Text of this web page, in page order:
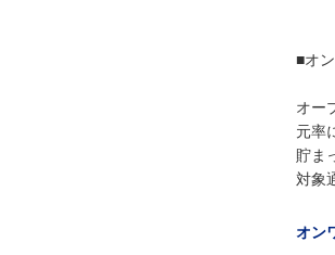
■オ
オー
元率
貯ま
対象
オン